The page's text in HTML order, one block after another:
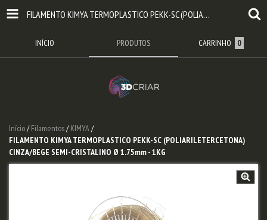
FILAMENTO KIMYA TERMOPLASTICO PEKK-SC (POLIARILETERCETONA) CINZA/BEGE SEMI-CRISTALINO Ø 1.75MM - 1KG
INÍCIO PRODUTOS CARRINHO 0
Início/ Filamentos/ KIMYA/
FILAMENTO KIMYA TERMOPLASTICO PEKK-SC (POLIARILETERCETONA)
CINZA/BEGE SEMI-CRISTALINO Ø 1.75mm - 1KG